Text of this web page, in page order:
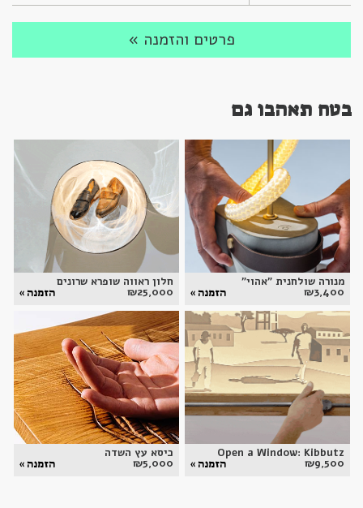
פרטים והזמנה »
בטח תאהבו גם
מנורה שולחנית "אהוי"
₪3,400 הזמנה »
חלון ראווה שופרא שרונים
₪25,000 הזמנה »
Open a Window: Kibbutz
₪9,500 הזמנה »
כיסא עץ השדה
₪5,000 הזמנה »